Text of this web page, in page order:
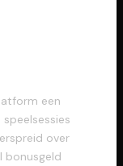
een
over
bonusgeld